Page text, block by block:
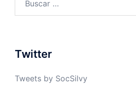
Twitter
Tweets by SocSilvy